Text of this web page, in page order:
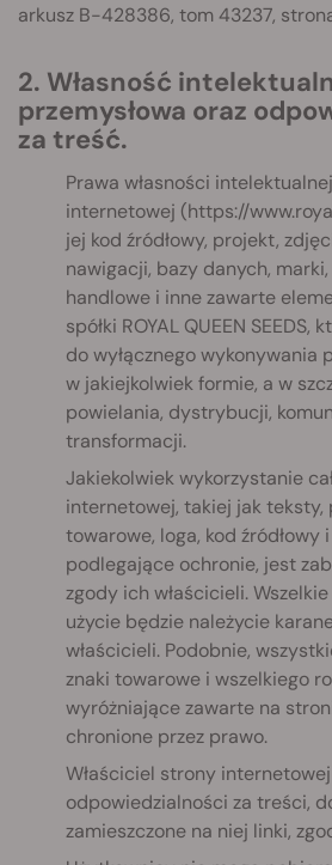
arkusz B-428386, tom 43237,
2. Własność intelektualna i
przemysłowa oraz
za treść.
Prawa własności
internetowej (https://
jej kod źródłowy, projekt,
nawigacji, bazy danych,
handlowe i inne zawarte
spółki ROYAL QUEEN
do wyłącznego wykonywania
w jakiejkolwiek formie, a w
powielania, dystrybucji,
transformacji.
Jakiekolwiek wykorzystanie
internetowej, takiej jak teksty,
towarowe, loga, kod źródłowy
podlegające ochronie, jest
zgody ich właścicieli.
użycie będzie należycie
właścicieli. Podobnie,
znaki towarowe i wszelkiego
wyróżniające zawarte na
chronione przez prawo.
Właściciel strony
odpowiedzialności za treści,
zamieszczone na niej linki,